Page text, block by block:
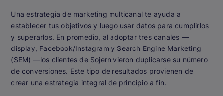
Una estrategia de marketing multicanal te ayuda a
establecer tus objetivos y luego usar datos para cumplirlos
y superarlos. En promedio, al adoptar tres canales —
display, Facebook/Instagram y Search Engine Marketing
(SEM) —los clientes de Sojern vieron duplicarse su número
de conversiones. Este tipo de resultados provienen de
crear una estrategia integral de principio a fin.